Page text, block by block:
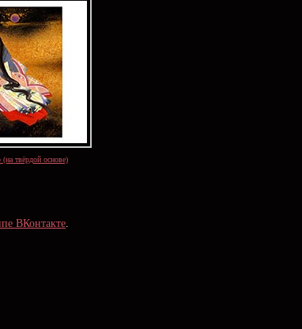
(на твёрдой основе)
ВКонтакте.